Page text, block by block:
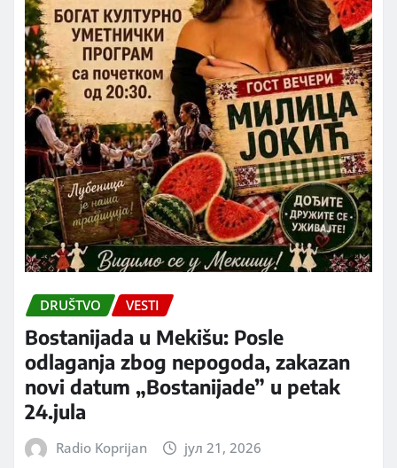
DRUŠTVO VESTI
Bostanijada u Mekišu: Posle
odlaganja zbog nepogoda, zakazan
novi datum „Bostanijade” u petak
24.jula
Radio Koprijan јул 21, 2026